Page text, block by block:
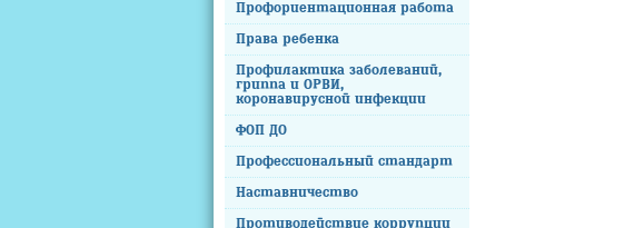
Профориентационная работа
Права ребенка
Профилактика заболеваний,
гриппа и ОРВИ,
коронавирусной инфекции
ФОП ДО
Профессиональный стандарт
Наставничество
Противодействие коррупции